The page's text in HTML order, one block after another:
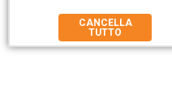
CANCELLA
TUTTO